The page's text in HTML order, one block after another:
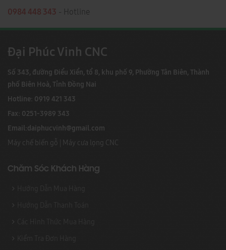
0984 448 343 - Hotline
Đại Phúc Vinh CNC
Số 343, đường Điểu Xiển, tổ 8, khu phố 9, Phường Tân Biên, Thành
phố Biên Hoà, Tỉnh Đồng Nai
Hotline: 0919 421 343
Fax: 0251-3989 343
Email:daiphucvinh@gmail.com
Máy chế biến gỗ Máy cưa lọng CNC
Chăm Sóc Khách Hàng